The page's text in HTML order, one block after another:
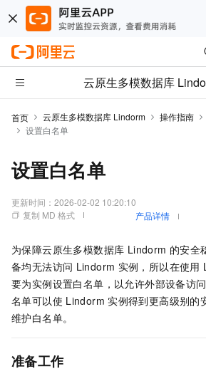
云原生多模数据库
首页 云原生多模数据库 Lindorm 操作指南
设置白名单
设置白名单
更新时间： 2026-02-02 10:20:10
复制 MD 格式
产品详情
为保障云原生多模数据库 Lindorm 的安全
备均无法访问 Lindorm 实例，所以在使用
要为实例设置白名单，以允许外部设备访
名单可以使 Lindorm 实例得到更高级别的
维护白名单。
准备工作